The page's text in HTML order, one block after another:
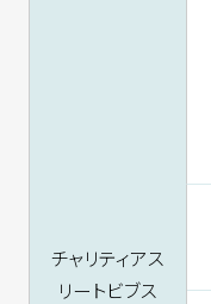
チャリティアス
リートビブス